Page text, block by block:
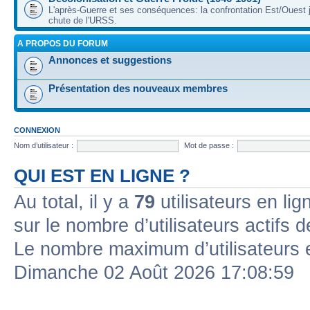
L'après-Guerre et ses conséquences: la confrontation Est/Ouest
chute de l'URSS.
A PROPOS DU FORUM
Annonces et suggestions
Présentation des nouveaux membres
CONNEXION
Nom d’utilisateur :
Mot de passe :
QUI EST EN LIGNE ?
Au total, il y a 79 utilisateurs en
sur le nombre d’utilisateurs actifs
Le nombre maximum
Dimanche 02 Août 2026 17:08:59